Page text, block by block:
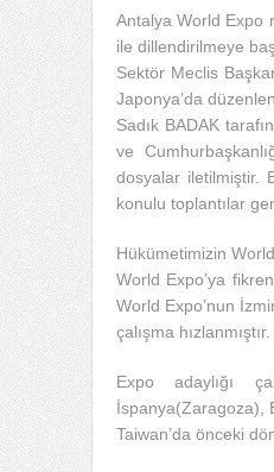
Antalya World Expo
ile dillendirilmeye
Sektör Meclis
Japonya’da
Sadık BADAK
ve
dosyalar iletilmiştir.
konulu toplantılar
Hükümetimizin
World Expo’ya
World Expo’nun
çalışma hızlanmıştır.
Expo adaylığı
İspanya(Zaragoza),
Taiwan’da önceki